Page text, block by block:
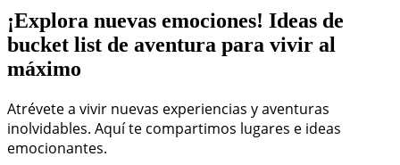
¡Explora nuevas emociones! Ideas de
bucket list de aventura para vivir al
máximo
Atrévete a vivir nuevas experiencias y aventuras
inolvidables. Aquí te compartimos lugares e ideas
emocionantes.